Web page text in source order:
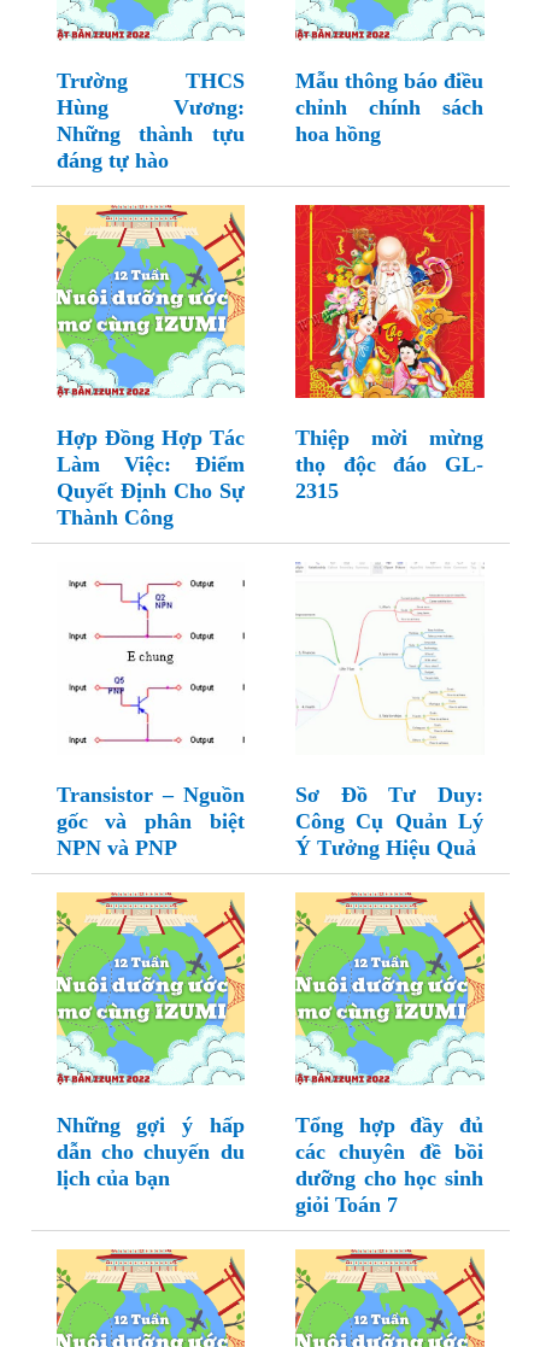
Trường THCS
Hùng Vương:
Những thành tựu
đáng tự hào
Mẫu thông báo điều
chỉnh chính sách
hoa hồng
Hợp Đồng Hợp Tác
Làm Việc: Điểm
Quyết Định Cho Sự
Thành Công
Thiệp mời mừng
thọ độc đáo GL-
2315
Transistor – Nguồn
gốc và phân biệt
NPN và PNP
Sơ Đồ Tư Duy:
Công Cụ Quản Lý
Ý Tưởng Hiệu Quả
Những gợi ý hấp
dẫn cho chuyến du
lịch của bạn
Tổng hợp đầy đủ
các chuyên đề bồi
dưỡng cho học sinh
giỏi Toán 7